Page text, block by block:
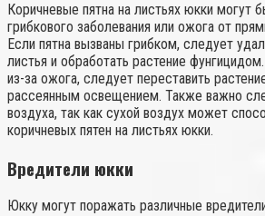
Коричневые пятна на листьях юкки могут
грибкового заболевания или ожога от
Если пятна вызваны грибком, следует
листья и обработать растение
из-за ожога, следует переставить
рассеянным освещением. Также важно
воздуха, так как сухой воздух может
коричневых пятен на листьях юкки.
Вредители юкки
Юкку могут поражать различные